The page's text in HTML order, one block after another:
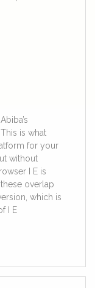
is what
for your
without
I E is
overlap
which is
I E